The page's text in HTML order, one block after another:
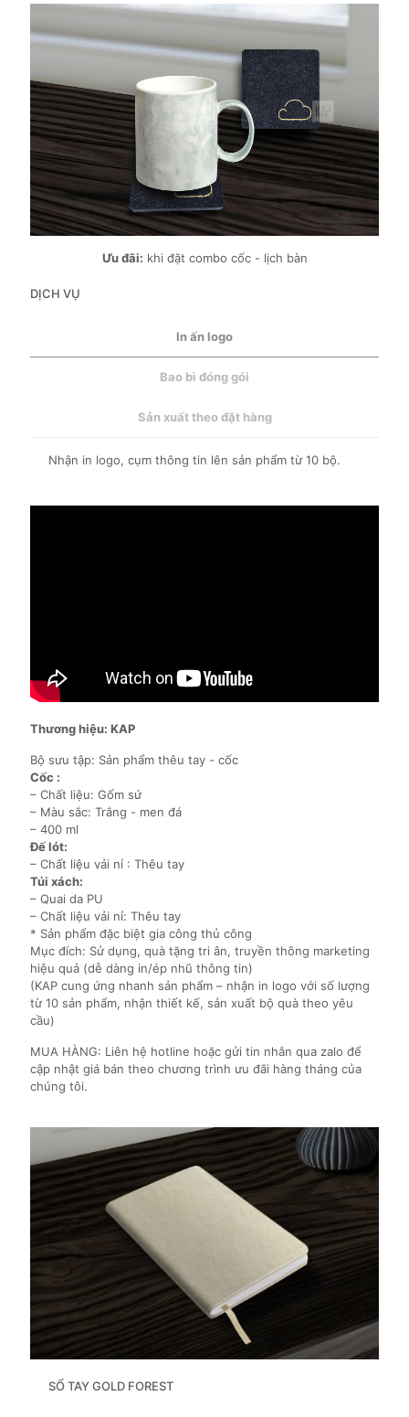
Ưu đãi: khi đặt combo cốc - lịch bàn
DỊCH VỤ
In ấn logo
Bao bì đóng gói
Sản xuất theo đặt hàng
Nhận in logo, cụm thông tin lên sản phẩm từ 10 bộ.
Thương hiệu: KAP
Bộ sưu tập: Sản phẩm thêu tay - cốc
Cốc :
– Chất liệu: Gốm sứ
– Màu sắc: Trắng - men đá
– 400 ml
Đế lót:
– Chất liệu vải nỉ : Thêu tay
Túi xách:
– Quai da PU
– Chất liệu vải nỉ: Thêu tay
* Sản phẩm đặc biệt gia công thủ công
Mục đích: Sử dụng, quà tặng tri ân, truyền thông marketing
hiệu quả (dễ dàng in/ép nhũ thông tin)
(KAP cung ứng nhanh sản phẩm – nhận in logo với số lượng
từ 10 sản phẩm, nhận thiết kế, sản xuất bộ quà theo yêu
cầu)
MUA HÀNG: Liên hệ hotline hoặc gửi tin nhắn qua zalo để
cập nhật giá bán theo chương trình ưu đãi hàng tháng của
chúng tôi.
SỔ TAY GOLD FOREST